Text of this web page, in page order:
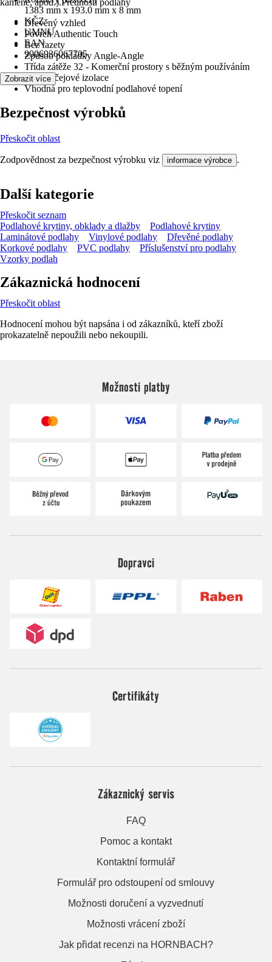
1383 mm x 193.0 mm x 8 mm
KČZ
UMNU
EAN
9006936067705
kamene, apod.).Přednosti podlahy
Dřevěný vzhled
Povrch Authentic Touch
Bez fazety
Způsob pokládky Angle-Angle
Třída zátěže 32 - Komerční prostory s běžným používáním
Bez kročejové izolace
Vhodná pro teplovodní podlahové topení
Zobrazit více
Bezpečnost výrobků
Přeskočit oblast
Zodpovědnost za bezpečnost výrobku viz informace výrobce .
Další kategorie
Přeskočit seznam
Podlahové krytiny, obklady a dlažby
Podlahové krytiny
Laminátové podlahy
Vinylové podlahy
Dřevěné podlahy
Korkové podlahy
PVC podlahy
Příslušenství pro podlahy
Vzorky podlah
Zákaznická hodnocení
Přeskočit oblast
Hodnocení mohou být napsána i od zákazníků, kteří zboží
prokazatelně nepoužili nebo nekoupili.
Možnosti platby
Dopravci
Certifikáty
Zákaznický servis
FAQ
Pomoc a kontakt
Kontaktní formulář
Formulář pro odstoupení od smlouvy
Možnosti doručení a vyzvednutí
Možnosti vrácení zboží
Jak přidat recenzi na HORNBACH?